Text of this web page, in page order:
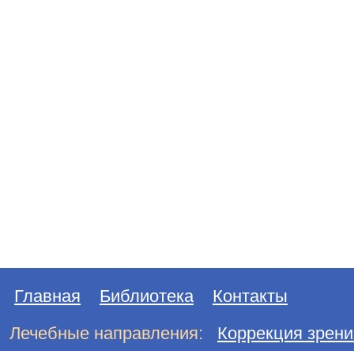
Главная Библиотека
Контакты
Лечебные направления:
Коррекция